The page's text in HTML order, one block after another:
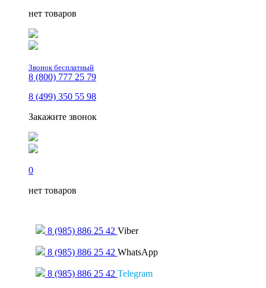
нет товаров
Звонок бесплатный
8 (800) 777 25 79
8 (499) 350 55 98
Закажите звонок
0
нет товаров
8 (985) 886 25 42 Viber
8 (985) 886 25 42 WhatsApp
8 (985) 886 25 42 Telegram